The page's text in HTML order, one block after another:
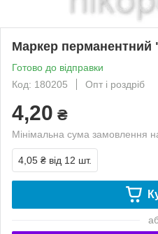
Маркер перманентний
Готово до відправки
Код: 180205
Опт і роздріб
4,20 ₴
Мінімальна сума замовлення
4,05 ₴ від 12 шт.